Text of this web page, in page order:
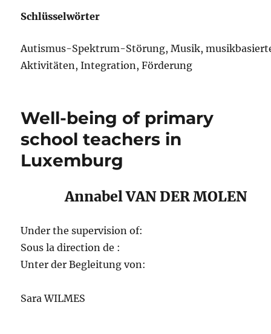
Schlüsselwörter
Autismus-Spektrum-Störung, Musik,
Aktivitäten, Integration, Förderung
Well-being of primary
school teachers in
Luxemburg
Annabel VAN DER MOLEN
Under the supervision of:
Sous la direction de :
Unter der Begleitung von:
Sara WILMES